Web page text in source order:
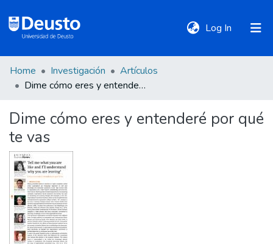
Log In (current)
DeustoTeka
Communities
&
Collections
All of DSpace
Statistics
Home Investigación
Artículos
Dime cómo eres y entenderé por qué te vas
Dime cómo eres y entenderé por qué
te vas